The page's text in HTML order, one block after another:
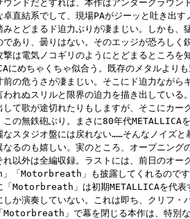
ウンドだとすれば、本作はアンダーグラウ
卓直結系でして、現場PAがジーッと吐き出
みとどまるド迫力ぶりが凄まじい。しかも
であり、曇りはない。そのエッジが恐ろしく
撃は電気ノコギリのようにとどまるところを
にめちゃくちゃ似合う。既存のメタルより
前の危うさが凄まじい。そこにド迫力ながら
われぬスリルと限界の迫力を描き出して
して歌が途切れたりもしますが、そこにカ
この無鉄砲ぶり。まさに80年代METALLICA
なスタジオ盤には戻れない……そんなノイズ
なるのも嬉しい。実のところ、オープニン
れ以外は全編収録。ラストには、前日のオ
「Motorbreath」も披露してくれるのです
Motorbreath」は初期METALLICAを代表
しか演奏していない。これは即ち、クリフ
Motorbreath」で幕を閉じる本作は、特別